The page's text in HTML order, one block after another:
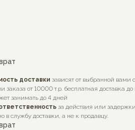
доставки зависят от выбранной вами
заказа от 10000 т.р. бесплатная доставка
занимать до 4 дней
за действия или
в службу доставки, а не к продавцу.